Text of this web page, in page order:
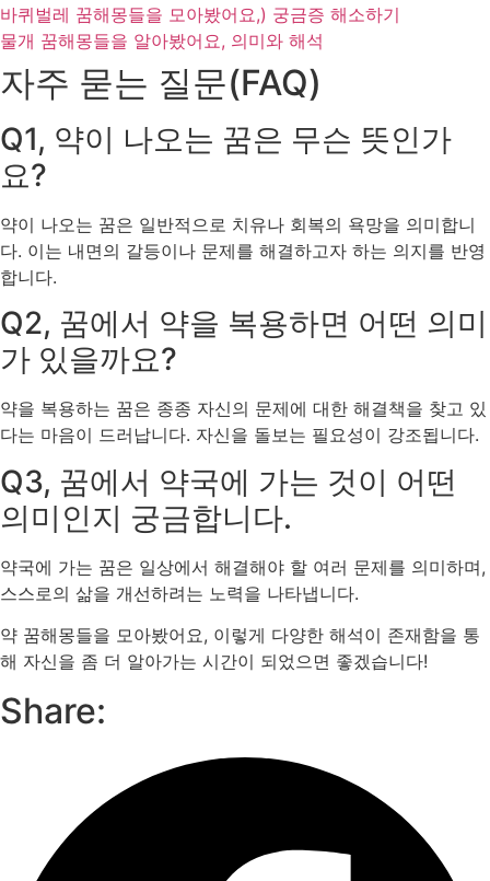
바퀴벌레 꿈해몽들을 모아봤어요,) 궁금증 해소하기
물개 꿈해몽들을 알아봤어요, 의미와 해석
자주 묻는 질문(FAQ)
Q1, 약이 나오는 꿈은 무슨 뜻인가
요?
약이 나오는 꿈은 일반적으로 치유나 회복의 욕망을 의미합니
다. 이는 내면의 갈등이나 문제를 해결하고자 하는 의지를 반영
합니다.
Q2, 꿈에서 약을 복용하면 어떤 의미
가 있을까요?
약을 복용하는 꿈은 종종 자신의 문제에 대한 해결책을 찾고 있
다는 마음이 드러납니다. 자신을 돌보는 필요성이 강조됩니다.
Q3, 꿈에서 약국에 가는 것이 어떤
의미인지 궁금합니다.
약국에 가는 꿈은 일상에서 해결해야 할 여러 문제를 의미하며,
스스로의 삶을 개선하려는 노력을 나타냅니다.
약 꿈해몽들을 모아봤어요, 이렇게 다양한 해석이 존재함을 통
해 자신을 좀 더 알아가는 시간이 되었으면 좋겠습니다!
Share: